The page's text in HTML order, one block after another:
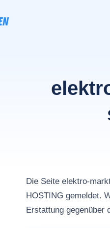
Die Seite elektro-
HOSTING gemeldet.
Erstattung gegenüber